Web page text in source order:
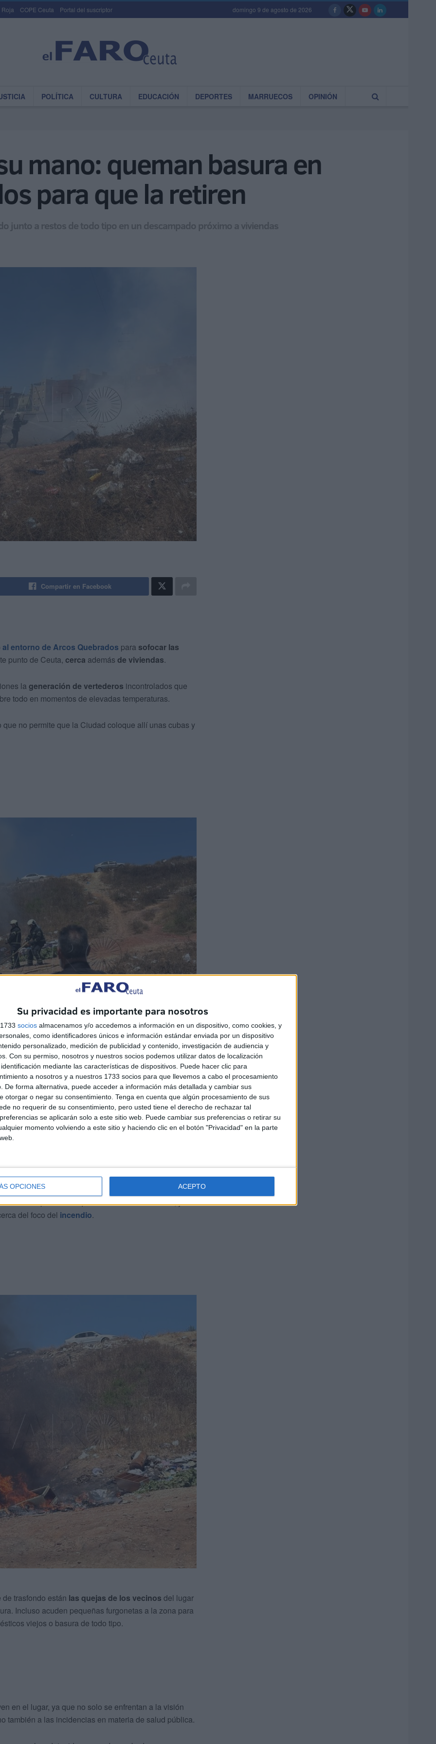
Su privacidad es importante para nosotros
socios almacenamos y/o accedemos a información en un dispositivo, como cookies, y
como identificadores únicos e información estándar enviada por un dispositivo
personalizado, medición de publicidad y contenido, investigación de audiencia y
Con su permiso, nosotros y nuestros socios podemos utilizar datos de localización
mediante las características de dispositivos. Puede hacer clic para
a nosotros y a nuestros 1733 socios para que llevemos a cabo el procesamiento
De forma alternativa, puede acceder a información más detallada y cambiar sus
otorgar o negar su consentimiento. Tenga en cuenta que algún procesamiento de sus
no requerir de su consentimiento, pero usted tiene el derecho de rechazar tal
se aplicarán solo a este sitio web. Puede cambiar sus preferencias o retirar su
momento volviendo a este sitio y haciendo clic en el botón "Privacidad" en la parte
OPCIONES ACEPTO
Roja COPE Ceuta Portal del suscriptor domingo 9 de agosto de 2026
POLÍTICA CULTURA EDUCACIÓN DEPORTES MARRUECOS OPINIÓN
mano: queman basura en
para que la retiren
junto a restos de todo tipo en un descampado próximo a viviendas
Compartir en Facebook
al entorno de Arcos Quebrados para sofocar las
punto de Ceuta, cerca además de viviendas.
la generación de vertederos incontrolados que
todo en momentos de elevadas temperaturas.
no permite que la Ciudad coloque allí unas cubas y
de laPolicía Nacional, cumpliendo así el
de escolta para evitar incidentes.
la carretera, dando impresión de que el suceso era de
llamas para evitar que el incendio fuera a más, ya
del foco del incendio.
trasfondo están las quejas de los vecinos del lugar
Incluso acuden pequeñas furgonetas a la zona para
viejos o basura de todo tipo.
en el lugar, ya que no solo se enfrentan a la visión
también a las incidencias en materia de salud pública.